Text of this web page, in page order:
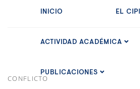
INICIO EL CIPI
ACTIVIDAD ACADÉMICA
PUBLICACIONES
CONFLICTO